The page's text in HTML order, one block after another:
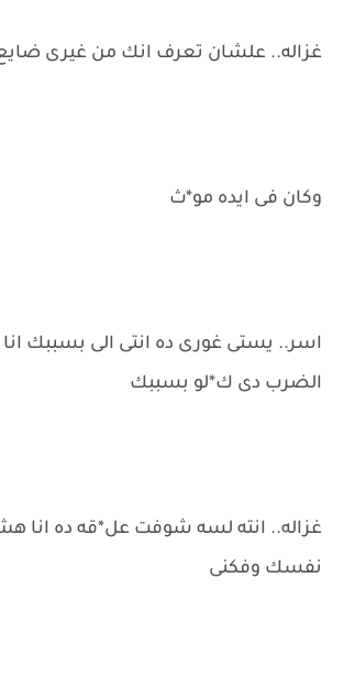
غزاله.. علشان تعرف انك من غيرى
وكان فى ايده مو*ث
اسر.. يستى غورى ده انتى الى بسببك
الضرب دى ك*لو بسببك
غزاله.. انته لسه شوفت عل*قه ده
نفسك وفكنى